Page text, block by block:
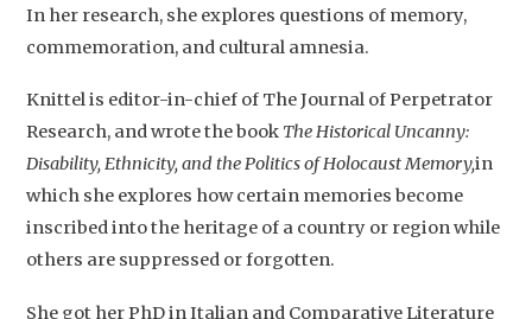
Home
Agenda
Video
Podcast
In her research, she explores questions of memory,
commemoration, and cultural amnesia.
Knittel is editor-in-chief of The Journal of Perpetrator
Research, and wrote the book The Historical Uncanny:
Disability, Ethnicity, and the Politics of Holocaust Memory,in
which she explores how certain memories become
inscribed into the heritage of a country or region while
others are suppressed or forgotten.
She got her PhD in Italian and Comparative Literature